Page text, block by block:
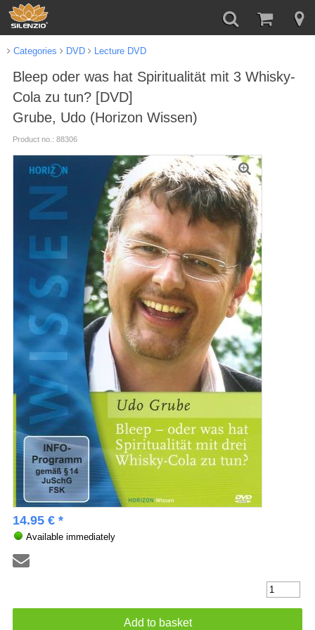
Categories DVD Lecture DVD
Bleep oder was hat Spiritualität mit 3 Whisky-
Cola zu tun? [DVD]
Grube, Udo (Horizon Wissen)
Product no.: 88306
14.95 € *
Available immediately